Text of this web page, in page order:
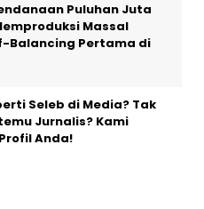
Puluhan Juta
Massal
Balancing Pertama di
Seleb di Media? Tak
Jurnalis? Kami
Anda!